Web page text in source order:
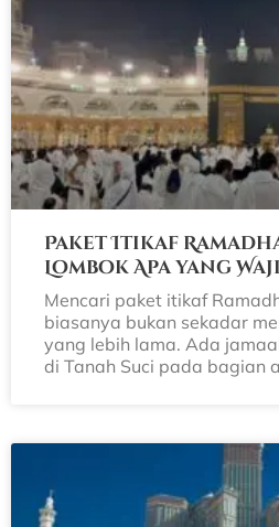
Paket Itikaf
Lombok Apa yang
Mencari paket itikaf
biasanya bukan sekadar
yang lebih lama. Ada
di Tanah Suci pada bagian